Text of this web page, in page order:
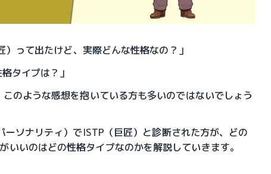
）って出たけど、実際どんな性格なの？」
タイプは？」
のような感想を抱いている方も多いのではないでしょう
ーソナリティ）でISTP（巨匠）と診断された方が、どの
いいのはどの性格タイプなのかを解説していきます。